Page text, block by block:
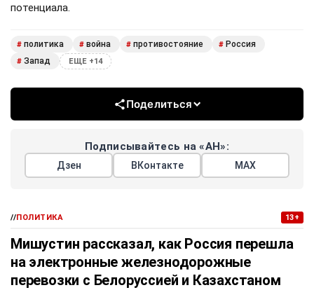
потенциала.
# политика # война # противостояние # Россия
# Запад ЕЩЕ +14
Поделиться
Подписывайтесь на «АН»:
Дзен ВКонтакте МАХ
//ПОЛИТИКА 13+
Мишустин рассказал, как Россия перешла
на электронные железнодорожные
перевозки с Белоруссией и Казахстаном